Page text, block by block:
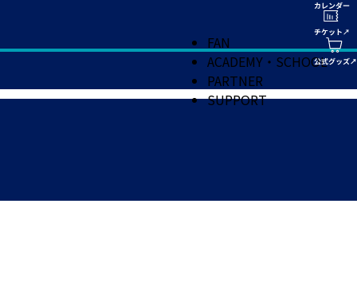
FAN
ACADEMY・SCHOOL
PARTNER
SUPPORT